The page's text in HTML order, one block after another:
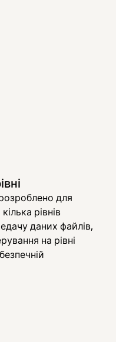
для
рівнів
даних файлів,
на рівні